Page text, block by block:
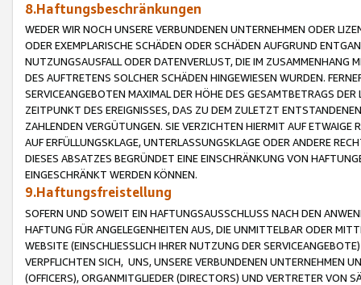
8.Haftungsbeschränkungen
WEDER WIR NOCH UNSERE VERBUNDENEN UNTERNEHMEN ODER
ODER EXEMPLARISCHE SCHÄDEN ODER SCHÄDEN AUFGRUND
NUTZUNGSAUSFALL ODER DATENVERLUST, DIE IM ZUSAMMENHANG
DES AUFTRETENS SOLCHER SCHÄDEN HINGEWIESEN WURDEN.
SERVICEANGEBOTEN MAXIMAL DER HÖHE DES GESAMTBETRAGS
ZEITPUNKT DES EREIGNISSES, DAS ZU DEM ZULETZT
ZAHLENDEN VERGÜTUNGEN. SIE VERZICHTEN HIERMIT AUF
AUF ERFÜLLUNGSKLAGE, UNTERLASSUNGSKLAGE ODER ANDERE
DIESES ABSATZES BEGRÜNDET EINE EINSCHRÄNKUNG VON
EINGESCHRÄNKT WERDEN KÖNNEN.
9.Haftungsfreistellung
SOFERN UND SOWEIT EIN HAFTUNGSAUSSCHLUSS NACH DEN
HAFTUNG FÜR ANGELEGENHEITEN AUS, DIE UNMITTELBAR ODER
WEBSITE (EINSCHLIESSLICH IHRER NUTZUNG DER
VERPFLICHTEN SICH, UNS, UNSERE VERBUNDENEN UNTERNEHMEN
(OFFICERS), ORGANMITGLIEDER (DIRECTORS) UND VERTRETER VON